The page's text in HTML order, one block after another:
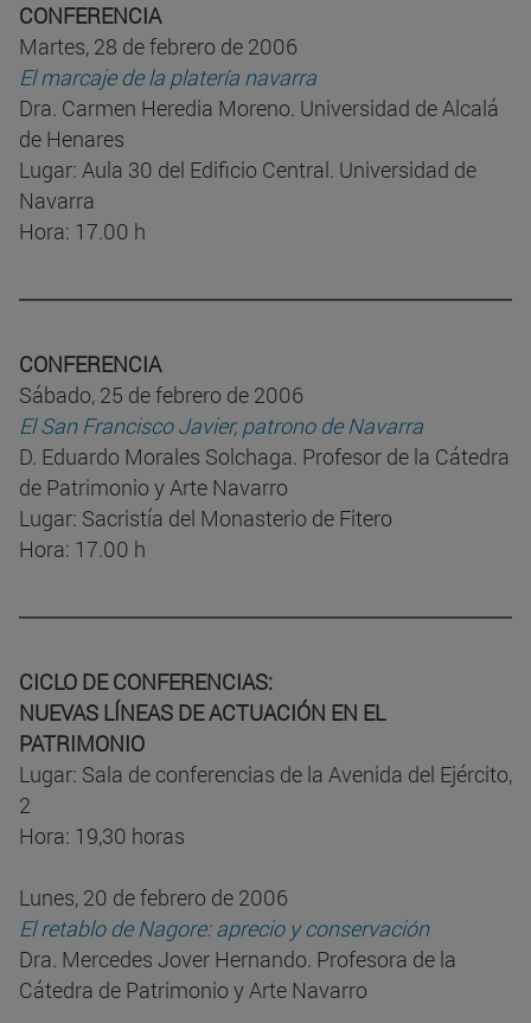
CONFERENCIA
Martes, 28 de febrero de 2006
El marcaje de la platería navarra
Dra. Carmen Heredia Moreno. Universidad de Alcalá
de Henares
Lugar: Aula 30 del Edificio Central. Universidad de
Navarra
Hora: 17.00 h
CONFERENCIA
Sábado, 25 de febrero de 2006
El San Francisco Javier, patrono de Navarra
D. Eduardo Morales Solchaga. Profesor de la Cátedra
de Patrimonio y Arte Navarro
Lugar: Sacristía del Monasterio de Fitero
Hora: 17.00 h
CICLO DE CONFERENCIAS:
NUEVAS LÍNEAS DE ACTUACIÓN EN EL
PATRIMONIO
Lugar: Sala de conferencias de la Avenida del Ejército,
2
Hora: 19,30 horas
Lunes, 20 de febrero de 2006
El retablo de Nagore: aprecio y conservación
Dra. Mercedes Jover Hernando. Profesora de la
Cátedra de Patrimonio y Arte Navarro